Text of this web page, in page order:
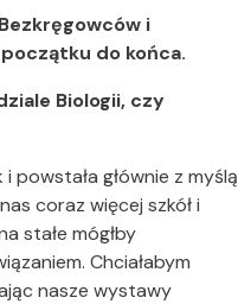
i
do końca.
Biologii, czy
powstała głównie z myślą
coraz więcej szkół i
stałe mógłby
Chciałabym
nasze wystawy